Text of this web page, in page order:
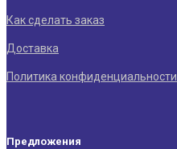
Как сделать заказ
Доставка
Политика конфиденциальности
Предложения